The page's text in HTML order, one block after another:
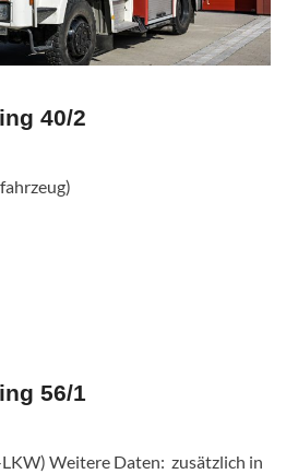
40/2
56/1
Weitere Daten: zusätzlich in